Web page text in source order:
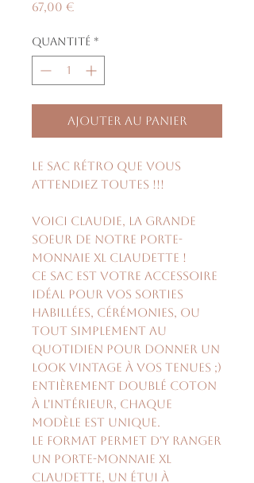
67,00 €
Quantité *
Ajouter au panier
Le sac rétro que vous
attendiez toutes !!!
Voici Claudie, la grande
soeur de notre porte-
monnaie XL Claudette !
Ce sac est votre accessoire
idéal pour vos sorties
habillées, cérémonies, ou
tout simplement au
quotidien pour donner un
look vintage à vos tenues ;)
Entièrement doublé coton
à l'intérieur, chaque
modèle est unique.
Le format permet d'y ranger
un porte-monnaie XL
Claudette, un étui à